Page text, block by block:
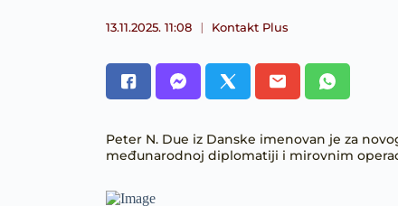
13.11.2025. 11:08 Kontakt Plus
Peter N. Due iz Danske imenovan je za
međunarodnoj diplomatiji i mirovnim